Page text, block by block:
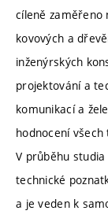
cíleně zaměřeno
kovových a
inženýrských
projektování a
komunikací a
hodnocení
V průběhu
technické
a je veden k